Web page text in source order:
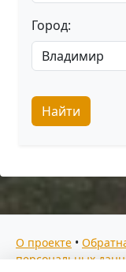
Город:
Найти
О проекте •
персональных